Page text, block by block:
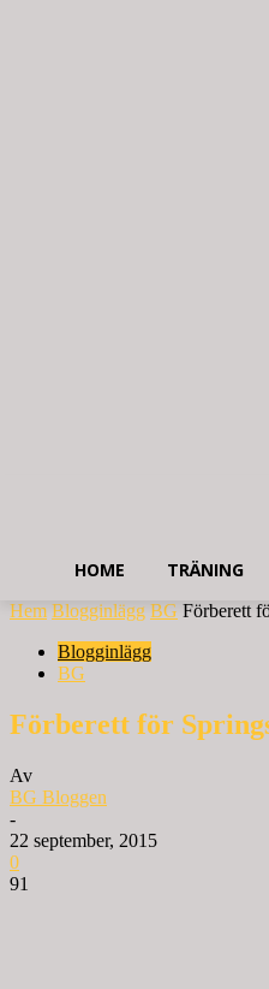
HOME TRÄNING
Hem Blogginlägg BG Förberett
Blogginlägg
BG
Förberett för
Av
BG Bloggen
-
22 september, 2015
0
91